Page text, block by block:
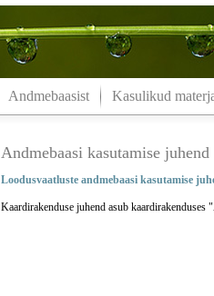
Andmebaasist Kasulikud
Andmebaasi kasutamise juhend
Loodusvaatluste andmebaasi kasutamise
Kaardirakenduse juhend asub kaardirakenduses